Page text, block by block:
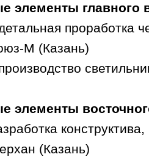
элементы главного
проработка
М (Казань)
элементы
(Казань)